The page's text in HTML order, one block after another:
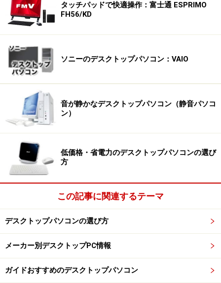
タッチパッドで快適操作：富士通 ESPRIMO
FH56/KD
ソニーのデスクトップパソコン：VAIO
音が静かなデスクトップパソコン（静音パソコ
ン）
低価格・省電力のデスクトップパソコンの選び
方
この記事に関連するテーマ
デスクトップパソコンの選び方
メーカー別デスクトップPC情報
ガイドおすすめのデスクトップパソコン